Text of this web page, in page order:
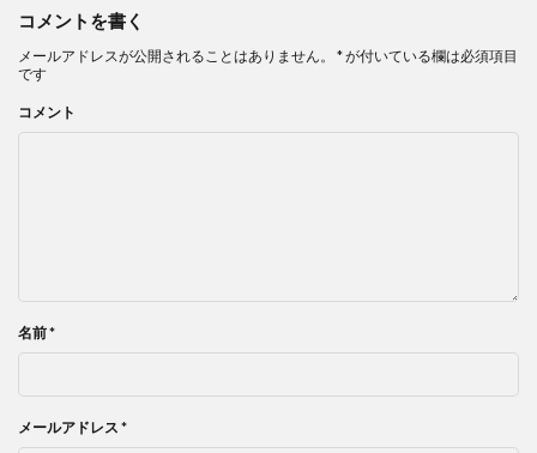
コメントを書く
メールアドレスが公開されることはありません。 *が付いている欄は必須項目
です
コメント
名前*
メールアドレス *